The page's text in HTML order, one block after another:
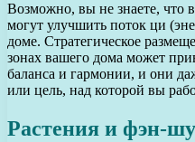
Возможно, вы не знаете, что
могут улучшить поток ци
доме. Стратегическое
зонах вашего дома может
баланса и гармонии, и они
или цель, над которой вы
Растения и фэн-